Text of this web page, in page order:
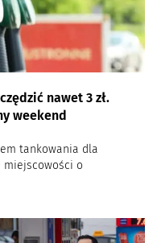
nawet 3 zł.
weekend
tankowania dla
miejscowości o